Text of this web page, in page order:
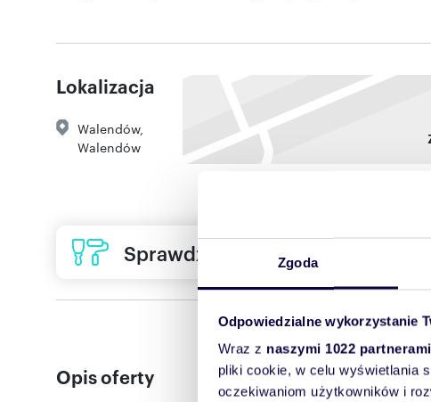
Zgoda
Odpowiedzialne wykorzystanie
Wraz z naszymi 1022 partnerami
pliki cookie, w celu wyświetlania
oczekiwaniom użytkowników i
Lokalizacja
Walendów,
Walendów
Sprawdź ofertę usług
Opis oferty